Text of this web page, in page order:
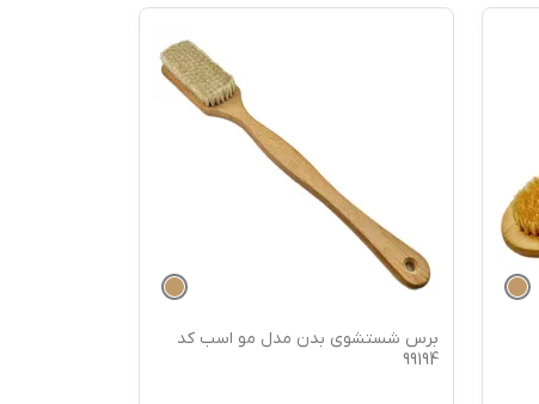
برس شستشوی بدن مدل مو اسب کد
99194